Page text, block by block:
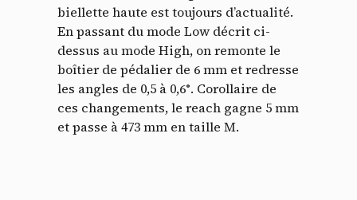
biellette haute est toujours d’actualité.
En passant du mode Low décrit ci-
dessus au mode High, on remonte le
boîtier de pédalier de 6 mm et redresse
les angles de 0,5 à 0,6°. Corollaire de
ces changements, le reach gagne 5 mm
et passe à 473 mm en taille M.